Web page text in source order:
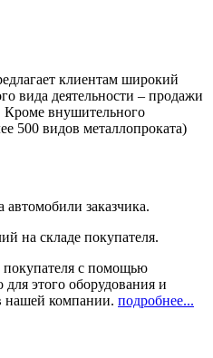
клиентам широкий
вида деятельности – продажи
Кроме внушительного
500 видов металлопроката)
автомобили заказчика.
на складе покупателя.
покупателя с помощью
этого оборудования и
нашей компании. подробнее...